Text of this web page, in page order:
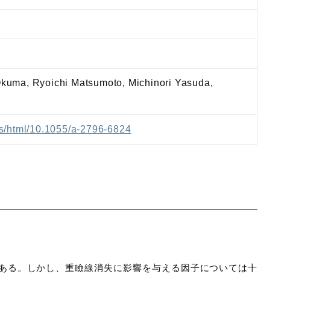
Ryoichi Matsumoto, Michinori Yasuda,
html/10.1055/a-2796-6824
。しかし、重瞼線消失に影響を与える因子については十